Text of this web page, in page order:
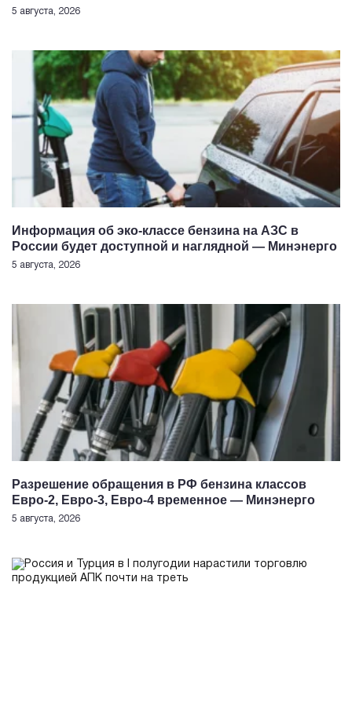
5 августа, 2026
Информация об эко-классе бензина на АЗС в
России будет доступной и наглядной — Минэнерго
5 августа, 2026
Разрешение обращения в РФ бензина классов
Евро-2, Евро-3, Евро-4 временное — Минэнерго
5 августа, 2026